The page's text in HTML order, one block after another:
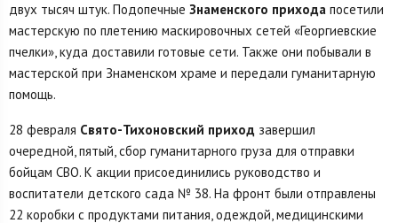
двух тысяч штук. Подопечные Знаменского прихода посетили
мастерскую по плетению маскировочных сетей «Георгиевские
пчелки», куда доставили готовые сети. Также они побывали в
мастерской при Знаменском храме и передали гуманитарную
помощь.
28 февраля Свято-Тихоновский приход завершил
очередной, пятый, сбор гуманитарного груза для отправки
бойцам СВО. К акции присоединились руководство и
воспитатели детского сада № 38. На фронт были отправлены
22 коробки с продуктами питания, одеждой, медицинскими